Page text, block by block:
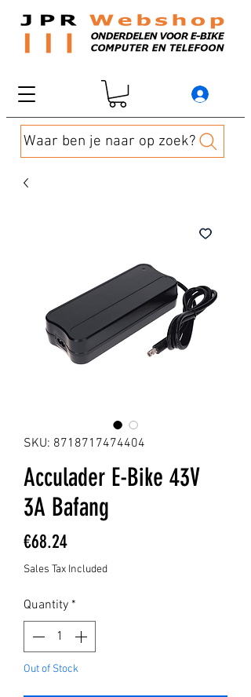
Waar ben je naar op zoek?
SKU: 8718717474404
Acculader E-Bike 43V
3A Bafang
€68.24Price
Sales Tax Included
Quantity *
Out of Stock